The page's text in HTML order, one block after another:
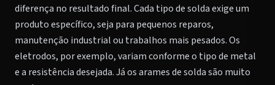
diferença no resultado final. Cada tipo de solda exige um
produto específico, seja para pequenos reparos,
manutenção industrial ou trabalhos mais pesados. Os
eletrodos, por exemplo, variam conforme o tipo de metal
e a resistência desejada. Já os arames de solda são muito